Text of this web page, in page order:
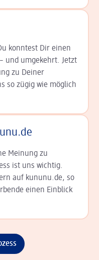
konntest Dir einen
und umgekehrt. Jetzt
zu Deiner
so zügig wie möglich
Meinung zu
ist uns wichtig.
auf kununu.de, so
einen Einblick